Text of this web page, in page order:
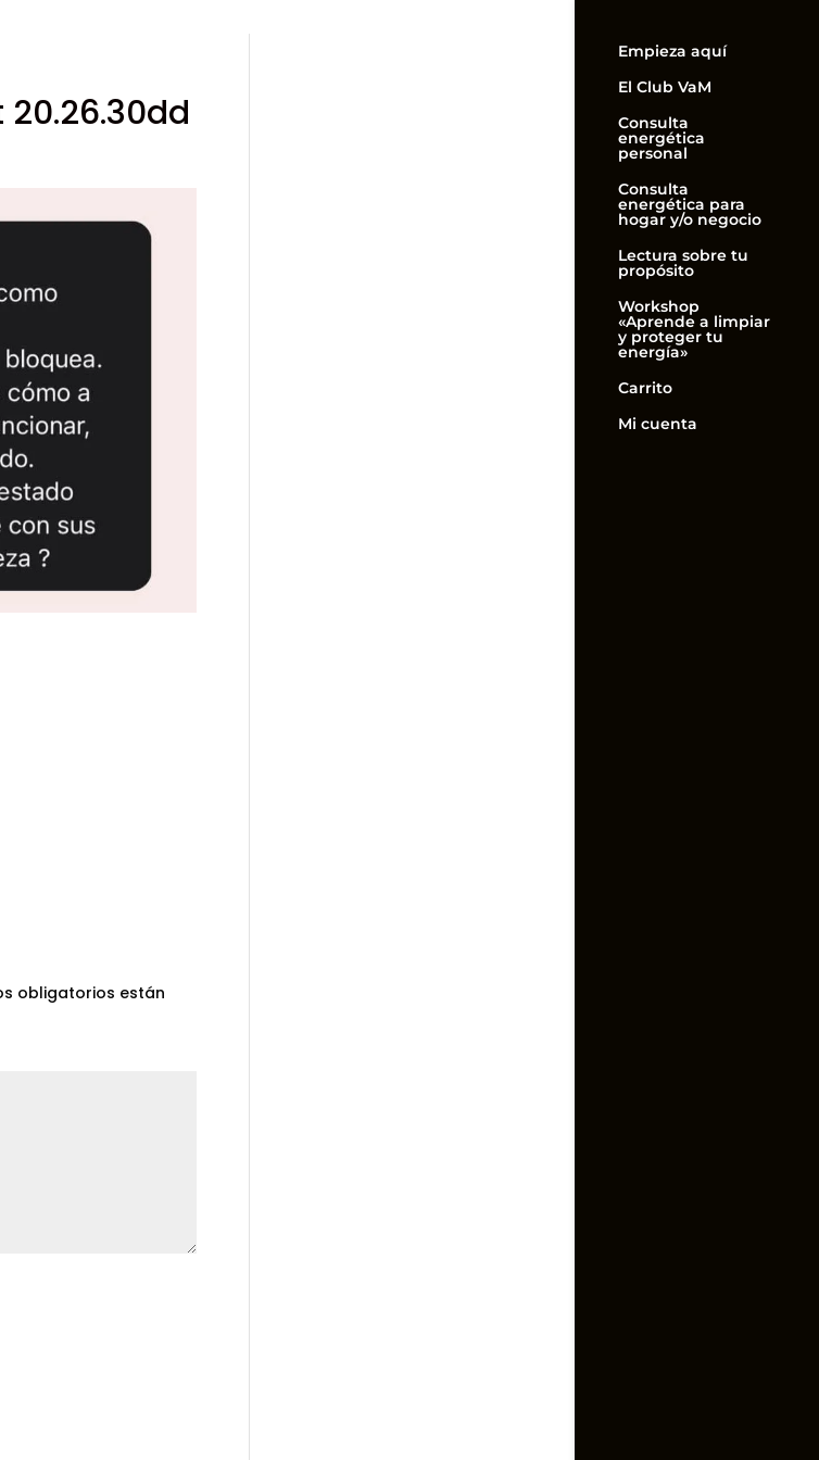
Empieza aquí
El Club VaM
Consulta
energética
personal
Consulta
energética para
hogar y/o negocio
Lectura sobre tu
propósito
Workshop
«Aprende a limpiar
y proteger tu
energía»
Carrito
Mi cuenta
obligatorios están